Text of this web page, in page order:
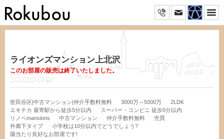
ライオンズマンション上北沢
このお部屋の販売は終了いたしました。
世田谷区|中古マンション|仲介手数料無料 3000万～5000万
2LDK
エキチカ 最寄駅から徒歩5分以内
スーパー・コンビニ 徒歩5分以内
リノベmansions
中古マンション 仲介手数料無料
売買
外廊下タイプ
小学校は10分以内でどうでしょう?
陽当たり良好なお部屋です!